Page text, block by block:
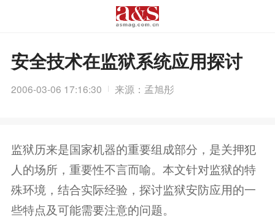
安全技术在监狱系统应用探讨
2006-03-06 17:16:30 来源：孟旭彤
监狱历来是国家机器的重要组成部分，是关押犯
人的场所，重要性不言而喻。本文针对监狱的特
殊环境，结合实际经验，探讨监狱安防应用的一
些特点及可能需要注意的问题。